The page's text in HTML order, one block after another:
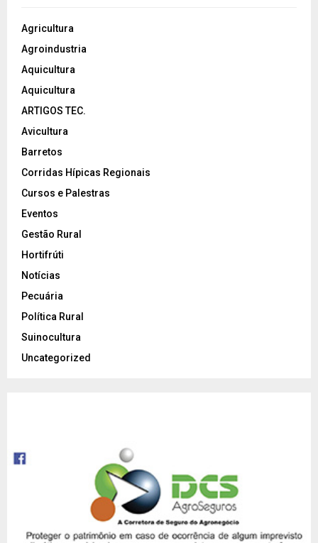
Agricultura
Agroindustria
Aquicultura
Aquicultura
ARTIGOS TEC.
Avicultura
Barretos
Corridas Hípicas Regionais
Cursos e Palestras
Eventos
Gestão Rural
Hortifrúti
Notícias
Pecuária
Política Rural
Suinocultura
Uncategorized